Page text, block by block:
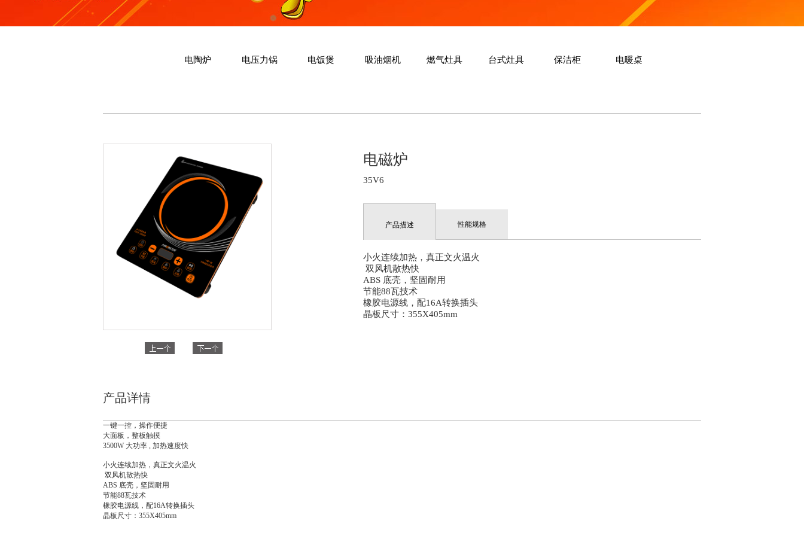
电陶炉 电压力锅 电饭煲 吸油烟机 燃气灶具 台式灶具 保洁柜 电暖桌
电磁炉
35V6
产品描述 性能规格
小火连续加热，真正文火温火
双风机散热快
ABS 底壳，坚固耐用
节能88瓦技术
橡胶电源线，配16A转换插头
晶板尺寸：355X405mm
产品详情
一键一控，操作便捷
大面板，整板触摸
3500W 大功率 , 加热速度快
小火连续加热，真正文火温火
双风机散热快
ABS 底壳，坚固耐用
节能88瓦技术
橡胶电源线，配16A转换插头
晶板尺寸：355X405mm